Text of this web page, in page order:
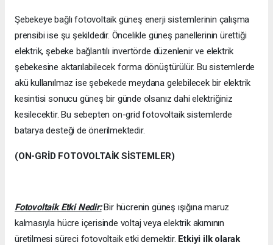
Şebekeye bağlı fotovoltaik güneş enerji sistemlerinin çalışma
prensibi ise şu şekildedir. Öncelikle güneş panellerinin ürettiği
elektrik, şebeke bağlantılı invertörde düzenlenir ve elektrik
şebekesine aktarılabilecek forma dönüştürülür. Bu sistemlerde
akü kullanılmaz ise şebekede meydana gelebilecek bir elektrik
kesintisi sonucu güneş bir günde olsanız dahi elektriğiniz
kesilecektir. Bu sebepten on-grid fotovoltaik sistemlerde
batarya desteği de önerilmektedir.
(ON-GRİD FOTOVOLTAİK SİSTEMLER)
Fotovoltaik Etki Nedir:Bir hücrenin güneş ışığına maruz
kalmasıyla hücre içerisinde voltaj veya elektrik akımının
üretilmesi süreci fotovoltaik etki demektir. Etkiyi ilk olarak